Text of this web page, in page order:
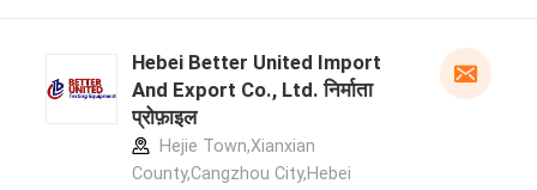
Hebei Better United Import
And Export Co., Ltd. निर्माता
प्रोफ़ाइल
Hejie Town,Xianxian
County,Cangzhou City,Hebei